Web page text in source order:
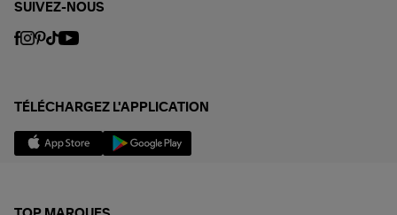
SUIVEZ-NOUS
TÉLÉCHARGEZ L'APPLICATION